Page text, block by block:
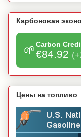
Карбоновая
🌱Carbon
€84.92
Цены на топливо